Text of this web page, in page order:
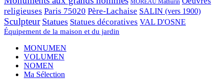
MOREAU Mathurin
religieuses Paris 75020 Père-Lachaise SALIN (vers 1900)
Sculpteur Statues Statues décoratives VAL D'OSNE
Équipement de la maison et du jardin
MONUMEN
VOLUMEN
NOMEN
Ma Sélection